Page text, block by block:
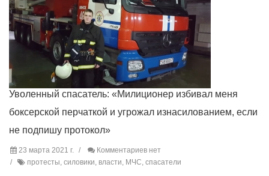
Уволенный спасатель: «Милиционер избивал меня
боксерской перчаткой и угрожал изнасилованием, если
не подпишу протокол»
23 марта 2021 г.
Комментариев нет
протесты, силовики, власти, МЧС, спасатели